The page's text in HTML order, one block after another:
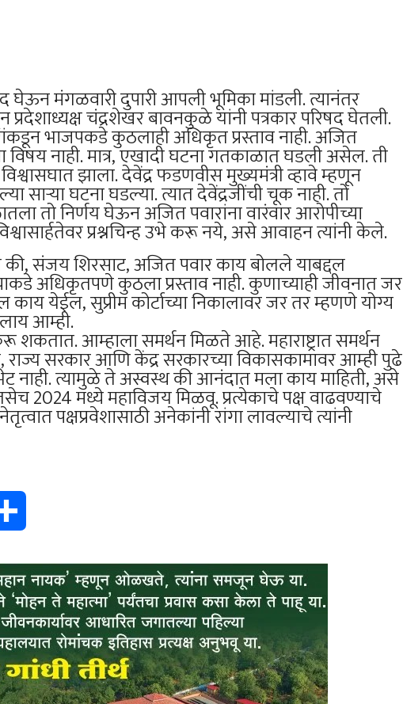
घेऊन मंगळवारी दुपारी आपली भूमिका मांडली. त्यानंतर
चंद्रशेखर बावनकुळे यांनी पत्रकार परिषद घेतली.
भाजपकडे कुठलाही अधिकृत प्रस्ताव नाही. अजित
विषय नाही. मात्र, एखादी घटना गतकाळात घडली असेल. ती
झाला. देवेंद्र फडणवीस मुख्यमंत्री व्हावे म्हणून
घटना घडल्या. त्यात देवेंद्रजींची चूक नाही. तो
तो निर्णय घेऊन अजित पवारांना वारंवार आरोपीच्या
प्रश्नचिन्ह उभे करू नये, असे आवाहन त्यांनी केले.
संजय शिरसाट, अजित पवार काय बोलले याबद्दल
अधिकृतपणे कुठला प्रस्ताव नाही. कुणाच्याही जीवनात जर
येईल, सुप्रीम कोर्टाच्या निकालावर जर तर म्हणणे योग्य
आम्ही.
शकतात. आम्हाला समर्थन मिळते आहे. महाराष्ट्रात समर्थन
राज्य सरकार आणि केंद्र सरकारच्या विकासकामावर आम्ही पुढे
नाही. त्यामुळे ते अस्वस्थ की आनंदात मला काय माहिती, असे
2024 मध्ये महाविजय मिळवू. प्रत्येकाचे पक्ष वाढवण्याचे
पक्षप्रवेशासाठी अनेकांनी रांगा लावल्याचे त्यांनी